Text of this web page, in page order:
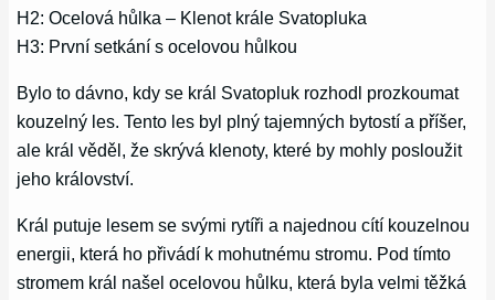
H2: Ocelová hůlka – Klenot krále Svatopluka
H3: První setkání s ocelovou hůlkou
Bylo to dávno, kdy se král Svatopluk rozhodl prozkoumat
kouzelný les. Tento les byl plný tajemných bytostí a příšer,
ale král věděl, že skrývá klenoty, které by mohly posloužit
jeho království.
Král putuje lesem se svými rytíři a najednou cítí kouzelnou
energii, která ho přivádí k mohutnému stromu. Pod tímto
stromem král našel ocelovou hůlku, která byla velmi těžká